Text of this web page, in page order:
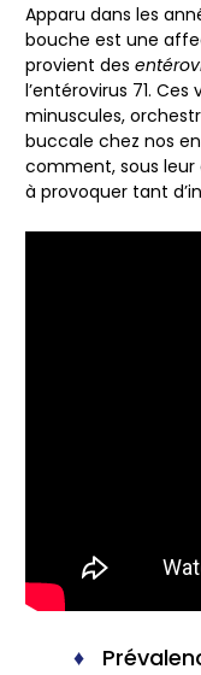
Apparu dans les
bouche est une
provient des
l’entérovirus 71.
minuscules,
buccale chez nos
comment, sous leur
à provoquer tant